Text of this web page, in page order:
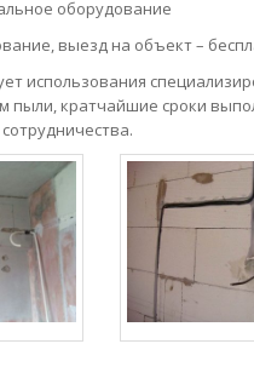
оборудование
выезд на объект –
использования
пыли, кратчайшие сроки